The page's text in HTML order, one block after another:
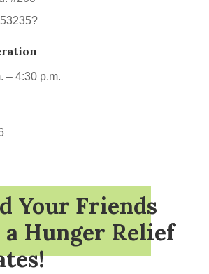
– 4:30 p.m.
Your Friends
a Hunger Relief